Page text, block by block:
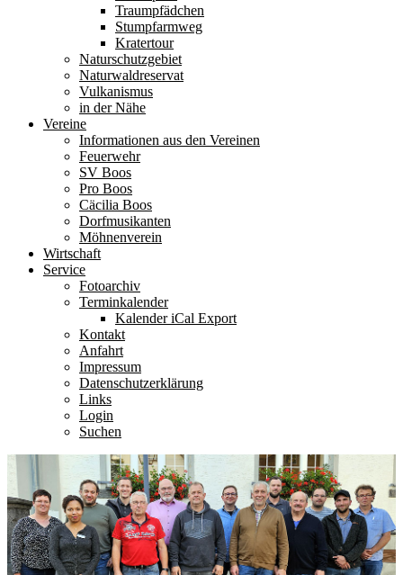
Traumpfädchen
Stumpfarmweg
Kratertour
Naturschutzgebiet
Naturwaldreservat
Vulkanismus
in der Nähe
Vereine
Informationen aus den Vereinen
Feuerwehr
SV Boos
Pro Boos
Cäcilia Boos
Dorfmusikanten
Möhnenverein
Wirtschaft
Service
Fotoarchiv
Terminkalender
Kalender iCal Export
Kontakt
Anfahrt
Impressum
Datenschutzerklärung
Links
Login
Suchen